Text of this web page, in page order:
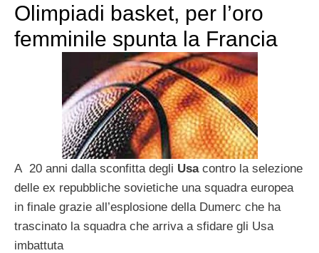
Olimpiadi basket, per l’oro
femminile spunta la Francia
A 20 anni dalla sconfitta degli Usacontro la selezione
delle ex repubbliche sovietiche una squadra europea
in finale grazie all’esplosione della Dumerc che ha
trascinato la squadra che arriva a sfidare gli Usa
imbattuta